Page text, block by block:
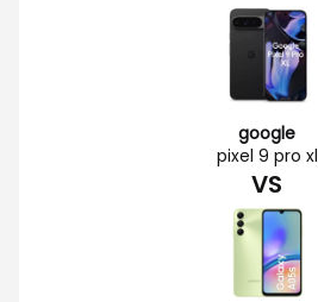
google
pixel 9 pro xl
VS